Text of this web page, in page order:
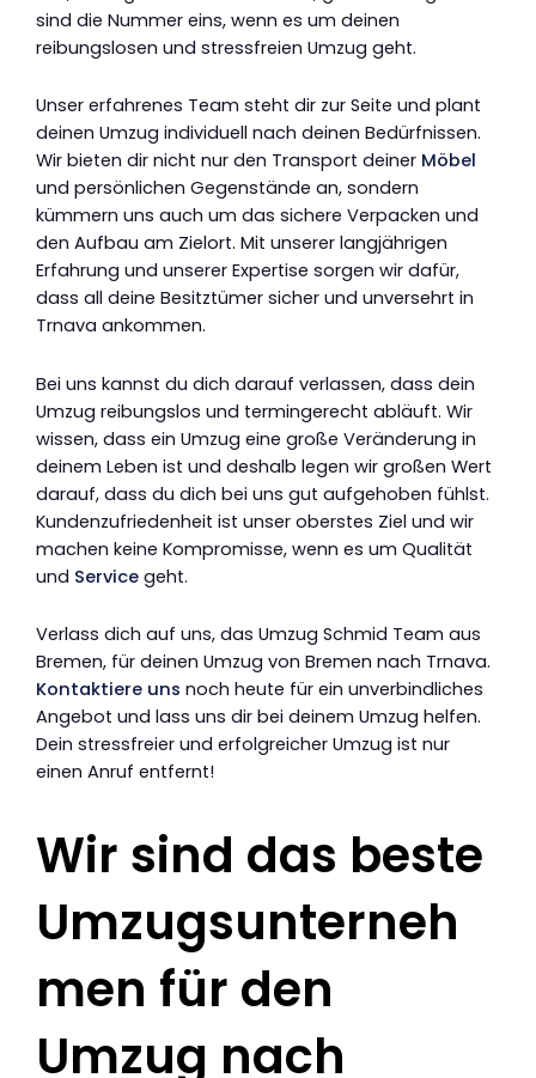
sind die Nummer eins, wenn es um deinen
reibungslosen und stressfreien Umzug geht.
Unser erfahrenes Team steht dir zur Seite und plant
deinen Umzug individuell nach deinen Bedürfnissen.
Wir bieten dir nicht nur den Transport deiner Möbel
und persönlichen Gegenstände an, sondern
kümmern uns auch um das sichere Verpacken und
den Aufbau am Zielort. Mit unserer langjährigen
Erfahrung und unserer Expertise sorgen wir dafür,
dass all deine Besitztümer sicher und unversehrt in
Trnava ankommen.
Bei uns kannst du dich darauf verlassen, dass dein
Umzug reibungslos und termingerecht abläuft. Wir
wissen, dass ein Umzug eine große Veränderung in
deinem Leben ist und deshalb legen wir großen Wert
darauf, dass du dich bei uns gut aufgehoben fühlst.
Kundenzufriedenheit ist unser oberstes Ziel und wir
machen keine Kompromisse, wenn es um Qualität
und Service geht.
Verlass dich auf uns, das Umzug Schmid Team aus
Bremen, für deinen Umzug von Bremen nach Trnava.
Kontaktiere uns noch heute für ein unverbindliches
Angebot und lass uns dir bei deinem Umzug helfen.
Dein stressfreier und erfolgreicher Umzug ist nur
einen Anruf entfernt!
Wir sind das beste
Umzugsunterneh
men für den
Umzug nach